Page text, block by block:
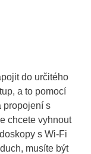
do určitého
a to pomocí
propojení s
chcete vyhnout
s Wi-Fi
musíte být